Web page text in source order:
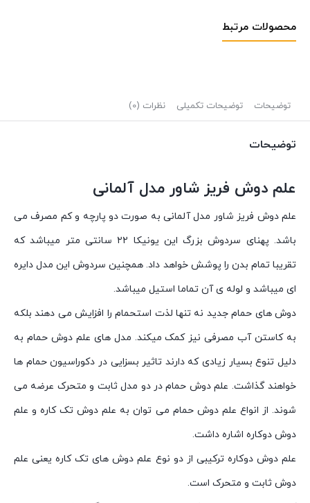
محصولات مرتبط
توضیحات توضیحات تکمیلی نظرات (0)
توضیحات
علم دوش فریز شاور مدل آلمانی
علم دوش فریز شاور مدل آلمانی به صورت دو پارچه و کم مصرف می
باشد. پهنای سردوش بزرگ این یونیکا ۲۲ سانتی متر میباشد که
تقریبا تمام بدن را پوشش خواهد داد. همچنین سردوش این مدل دایره
ای میباشد و لوله ی آن تماما استیل میباشد.
دوش های حمام جدید نه تنها لذت استحمام را افزایش می دهند بلکه
به کاستن آب مصرفی نیز کمک میکند. مدل های علم دوش حمام به
دلیل تنوع بسیار زیادی که دارند تاثیر بسزایی در دکوراسیون حمام ها
خواهند گذاشت. علم دوش حمام در دو مدل ثابت و متحرک عرضه می
شوند. از انواع علم دوش حمام می توان به علم دوش تک کاره و علم
دوش دوکاره اشاره داشت.
علم دوش دوکاره ترکیبی از دو نوع علم دوش های تک کاره یعنی علم
دوش ثابت و متحرک است.